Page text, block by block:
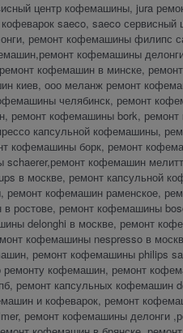
центр кофемашины, jura
saeco, saeco
ремонт кофемашины филипс
кофемашины
кофемашин в минске,
киев, ооо меланж ремонт
челябинск, ремонт
ремонт кофемашины bork,
капсульной кофемашины,
кофемашины борк, ремонт
кофемашин
в москве, ремонт капсульной
кофемашин раменское,
ремонт кофемашины
delonghi в москве, ремонт
кофемашины nespresso в
ремонт кофемашины philips
кофемашин, ремонт
капсульных кофемашин
и кофеварок, ремонт
ремонт кофемашины делонги